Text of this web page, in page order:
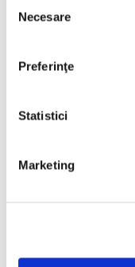
consimțământului
Necesare
Preferinţe
Statistici
Marketing